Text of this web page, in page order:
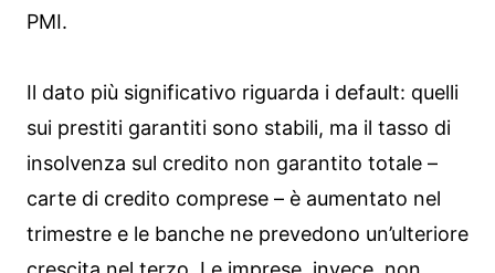
PMI.
Il dato più significativo riguarda i default: quelli
sui prestiti garantiti sono stabili, ma il tasso di
insolvenza sul credito non garantito totale –
carte di credito comprese – è aumentato nel
trimestre e le banche ne prevedono un’ulteriore